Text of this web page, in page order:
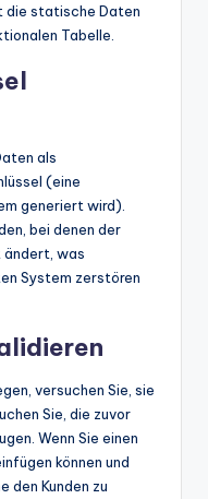
die statische Daten
Tabelle.
als
(eine
generiert wird).
bei denen der
ändert, was
System zerstören
versuchen Sie, sie
Sie, die zuvor
Wenn Sie einen
können und
den Kunden zu